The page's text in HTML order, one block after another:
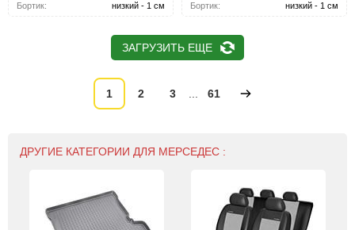
Бортик:
низкий - 1 см
Бортик:
низкий - 1 см
ЗАГРУЗИТЬ ЕЩЕ
1 2 3 61
ДРУГИЕ КАТЕГОРИИ ДЛЯ МЕРСЕДЕС :